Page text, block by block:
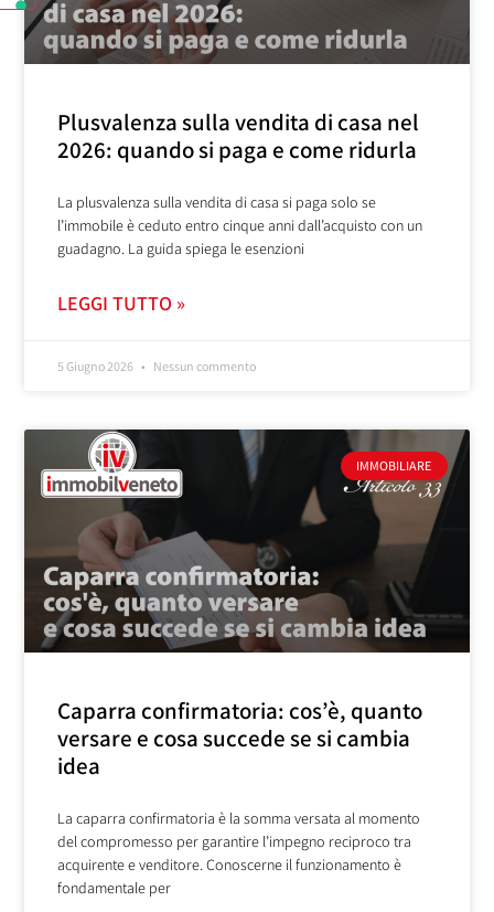
Plusvalenza sulla vendita di casa nel
2026: quando si paga e come ridurla
La plusvalenza sulla vendita di casa si paga solo se
l’immobile è ceduto entro cinque anni dall’acquisto con un
guadagno. La guida spiega le esenzioni
LEGGI TUTTO »
5 Giugno 2026 Nessun commento
IMMOBILIARE
Caparra confirmatoria: cos’è, quanto
versare e cosa succede se si cambia
idea
La caparra confirmatoria è la somma versata al momento
del compromesso per garantire l’impegno reciproco tra
acquirente e venditore. Conoscerne il funzionamento è
fondamentale per